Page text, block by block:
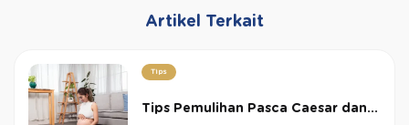
Artikel Terkait
Tips
Tips Pemulihan Pasca Caesar dan...